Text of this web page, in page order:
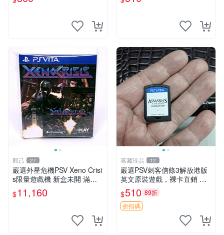
百張可惠 FIFA 14 PSV 港文
限Sony PSP機器使用，其他
觀己 27
嚴選外星危機PSV Xeno Crisi
s限量遊戲機 新盒未開 滿意
保證 Xeno Crisis PSV 限量版
電玩新機 測試合格品
$11,160
嘉藏珍品 12
嚴選PSV刺客信條3解放港版
英文原裝遊戲，裸卡直銷 刺
客信條3 游戲 港版游戲
$510 89折
折扣碼